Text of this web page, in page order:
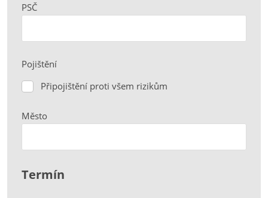
PSČ
Pojištění
Připojištění
všem
rizikům
Připojištění proti všem rizikům
Město
Termín